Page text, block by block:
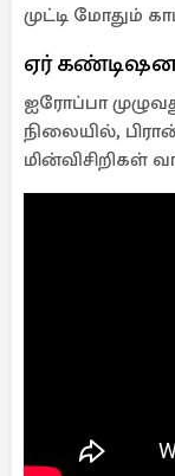
முட்டி மோதும்
ஏர்
ஐரோப்பா
நிலையில்,
மின்விசிறிகள்